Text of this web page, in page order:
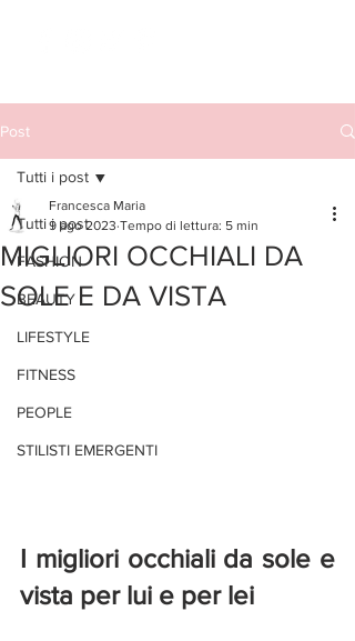
Post
Tutti i post
FASHION
BEAUTY
LIFESTYLE
FITNESS
PEOPLE
STILISTI EMERGENTI
Tutti i post
MIGLIORI OCCHIALI DA
SOLE E DA VISTA
Francesca Maria
9 ago 2023 Tempo di lettura: 5 min
I migliori occhiali da sole e
vista per lui e per lei